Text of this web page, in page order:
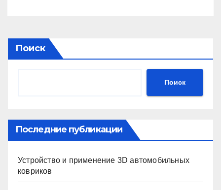
Поиск
Поиск
Последние публикации
Устройство и применение 3D автомобильных
ковриков